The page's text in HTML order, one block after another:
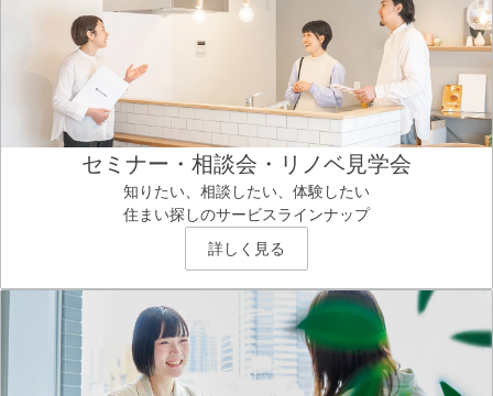
セミナー・相談会・リノベ見学会
知りたい、相談したい、体験したい
住まい探しのサービスラインナップ
詳しく見る